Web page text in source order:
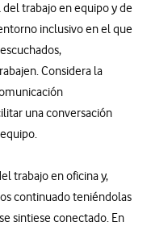
trabajo en equipo y de
inclusivo en el que
Considera la
una conversación
trabajo en oficina y,
continuado teniéndolas
sintiese conectado. En